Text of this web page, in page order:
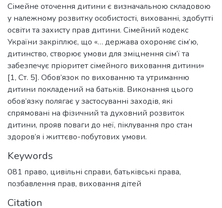
Сімейне оточення дитини є визначальною складовою
у належному розвитку особистості, вихованні, здобутті
освіти та захисту прав дитини. Сімейний кодекс
України закріплює, що «… держава охороняє сім’ю,
дитинство, створює умови для зміцнення сім’ї та
забезпечує пріоритет сімейного виховання дитини»
[1, Ст. 5]. Обов’язок по вихованню та утриманню
дитини покладений на батьків. Виконання цього
обов’язку полягає у застосуванні заходів, які
спрямовані на фізичний та духовний розвиток
дитини, прояв поваги до неї, піклування про стан
здоров’я і життєво-побутових умови.
Keywords
081 право, цивільні справи, батьківські права,
позбавлення прав, виховання дітей
Citation